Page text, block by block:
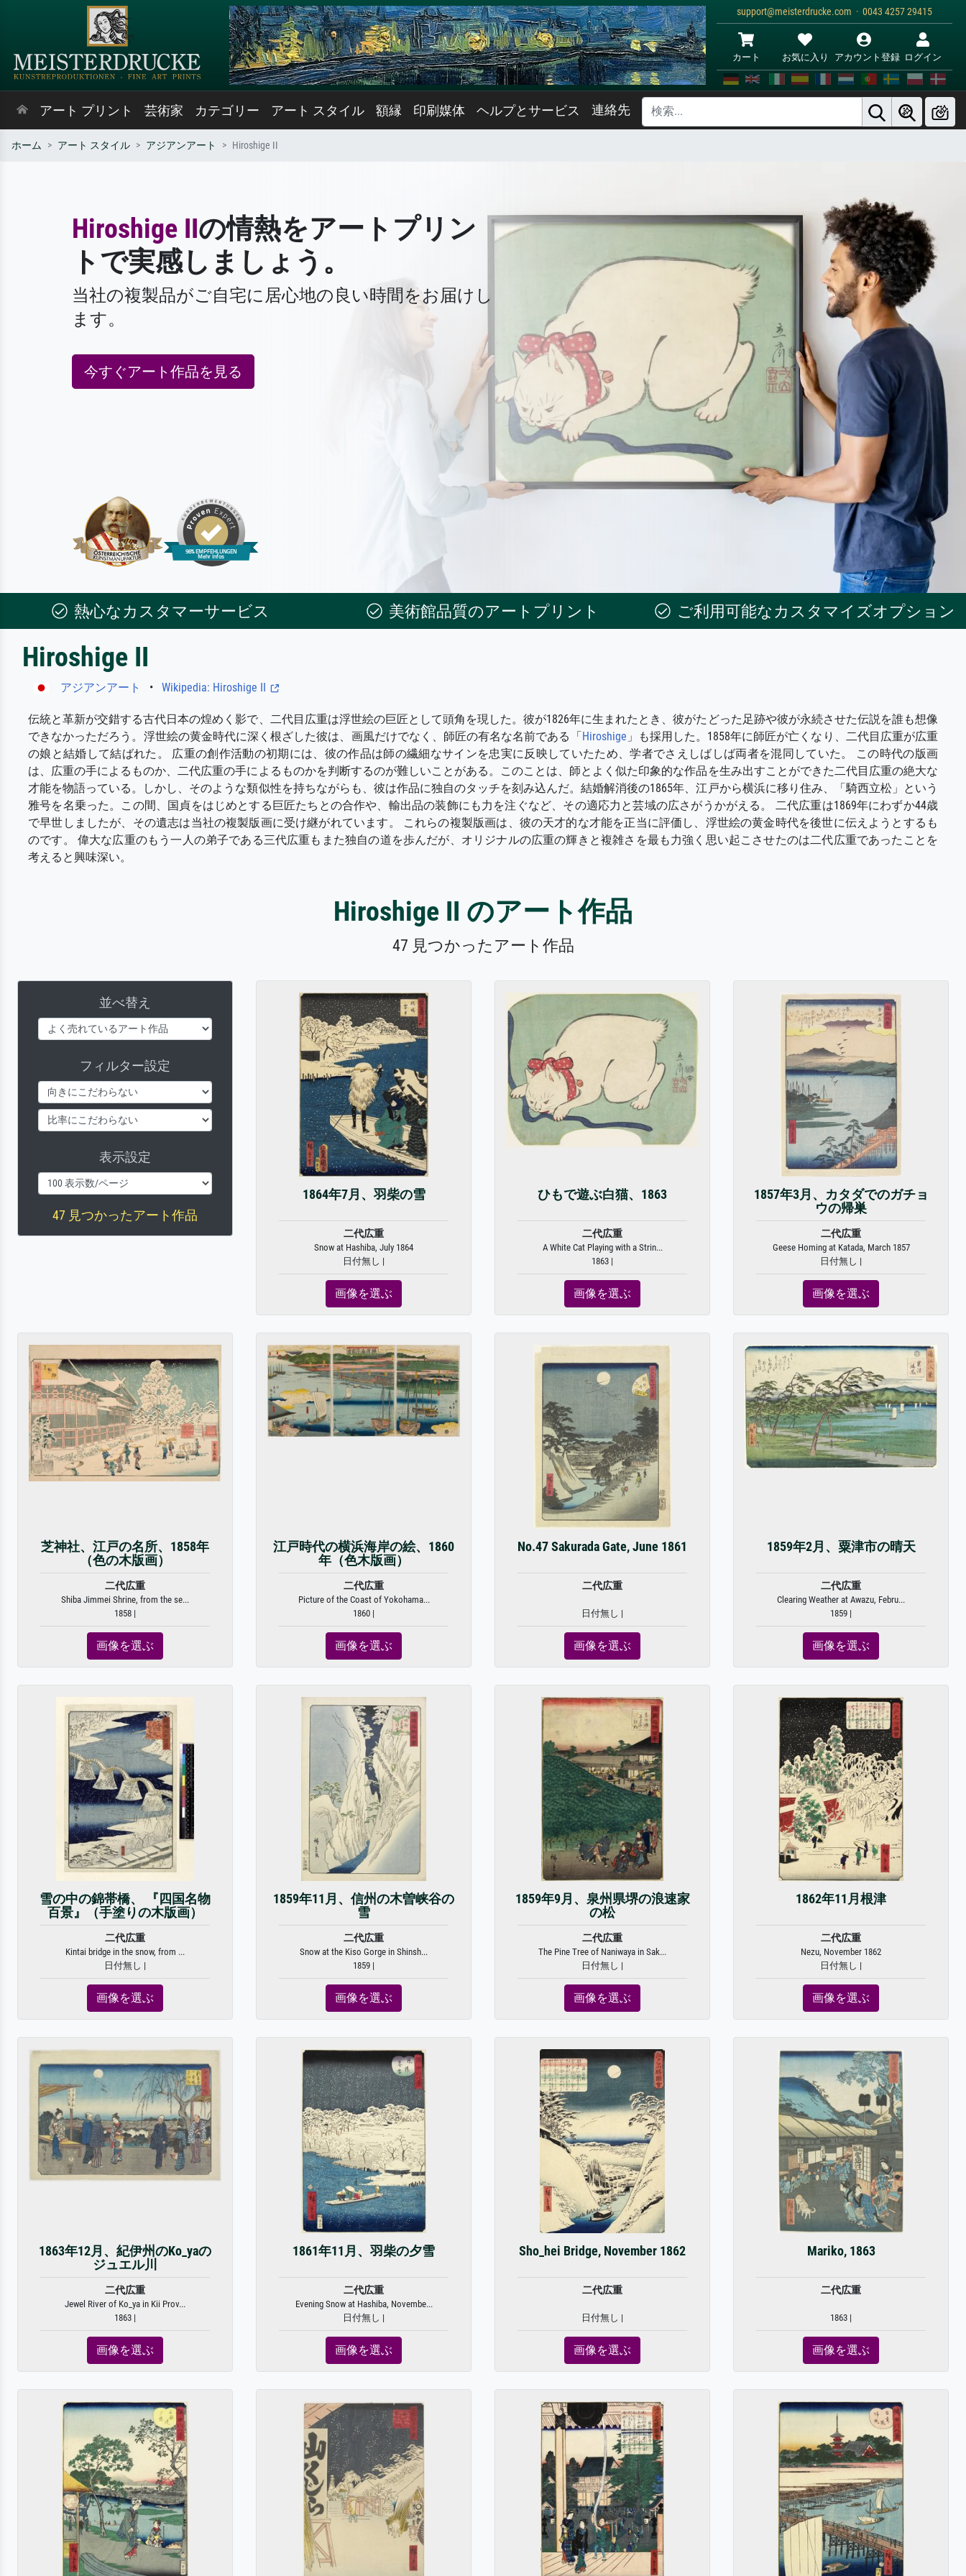
support@meisterdrucke.com · 0043 4257 29415
カート お気に入り アカウント登録 ログイン
アート プリント 芸術家 カテゴリー アート スタイル 額縁 印刷媒体 ヘルプとサービス 連絡先
ホーム アート スタイル アジアンアート Hiroshige II
Hiroshige IIの情熱をアートプリン
トで実感しましょう。
当社の複製品がご自宅に居心地の良い時間をお届けし
ます。
今すぐアート作品を見る
熱心なカスタマーサービス 美術館品質のアートプリント ご利用可能なカスタマイズオプション
Hiroshige II
アジアンアート •Wikipedia: Hiroshige II
伝統と革新が交錯する古代日本の煌めく影で、二代目広重は浮世絵の巨匠として頭角を現した。彼が1826年に生まれたとき、彼がたどった足跡や彼が永続させた伝説を誰も想像
できなかっただろう。浮世絵の黄金時代に深く根ざした彼は、画風だけでなく、師匠の有名な名前である「Hiroshige 」も採用した。1858年に師匠が亡くなり、二代目広重が広重
の娘と結婚して結ばれた。 広重の創作活動の初期には、彼の作品は師の繊細なサインを忠実に反映していたため、学者でさえしばしば両者を混同していた。 この時代の版画
は、広重の手によるものか、二代広重の手によるものかを判断するのが難しいことがある。このことは、師とよく似た印象的な作品を生み出すことができた二代目広重の絶大な
才能を物語っている。しかし、そのような類似性を持ちながらも、彼は作品に独自のタッチを刻み込んだ。結婚解消後の1865年、江戸から横浜に移り住み、「騎西立松」という
雅号を名乗った。この間、国貞をはじめとする巨匠たちとの合作や、輸出品の装飾にも力を注ぐなど、その適応力と芸域の広さがうかがえる。 二代広重は1869年にわずか44歳
で早世しましたが、その遺志は当社の複製版画に受け継がれています。 これらの複製版画は、彼の天才的な才能を正当に評価し、浮世絵の黄金時代を後世に伝えようとするも
のです。 偉大な広重のもう一人の弟子である三代広重もまた独自の道を歩んだが、オリジナルの広重の輝きと複雑さを最も力強く思い起こさせたのは二代広重であったことを
考えると興味深い。
Hiroshige II のアート作品
47 見つかったアート作品
並べ替え
フィルター設定
表示設定
47 見つかったアート作品
1864年7月、羽柴の雪
二代広重
Snow at Hashiba, July 1864
日付無し |
画像を選ぶ
ひもで遊ぶ白猫、1863
二代広重
A White Cat Playing with a Strin...
1863 |
画像を選ぶ
1857年3月、カタダでのガチョ
ウの帰巣
二代広重
Geese Homing at Katada, March 1857
日付無し |
画像を選ぶ
芝神社、江戸の名所、1858年
（色の木版画）
二代広重
Shiba Jimmei Shrine, from the se...
1858 |
画像を選ぶ
江戸時代の横浜海岸の絵、1860
年（色木版画）
二代広重
Picture of the Coast of Yokohama...
1860 |
画像を選ぶ
No.47 Sakurada Gate, June 1861
二代広重
日付無し |
画像を選ぶ
1859年2月、粟津市の晴天
二代広重
Clearing Weather at Awazu, Febru...
1859 |
画像を選ぶ
雪の中の錦帯橋、 『四国名物
百景』（手塗りの木版画）
二代広重
Kintai bridge in the snow, from ...
日付無し |
画像を選ぶ
1859年11月、信州の木曽峡谷の
雪
二代広重
Snow at the Kiso Gorge in Shinsh...
1859 |
画像を選ぶ
1859年9月、泉州県堺の浪速家
の松
二代広重
The Pine Tree of Naniwaya in Sak...
日付無し |
画像を選ぶ
1862年11月根津
二代広重
Nezu, November 1862
日付無し |
画像を選ぶ
1863年12月、紀伊州のKo_yaの
ジュエル川
二代広重
Jewel River of Ko_ya in Kii Prov...
1863 |
画像を選ぶ
1861年11月、羽柴の夕雪
二代広重
Evening Snow at Hashiba, Novembe...
日付無し |
画像を選ぶ
Sho_hei Bridge, November 1862
二代広重
日付無し |
画像を選ぶ
Mariko, 1863
二代広重
1863 |
画像を選ぶ